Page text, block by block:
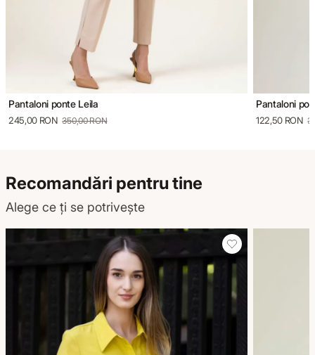
Pantaloni ponte Leila
245,00 RON 350,00 RON
Pantaloni
122,50 RON
Recomandări pentru tine
Alege ce ți se potrivește